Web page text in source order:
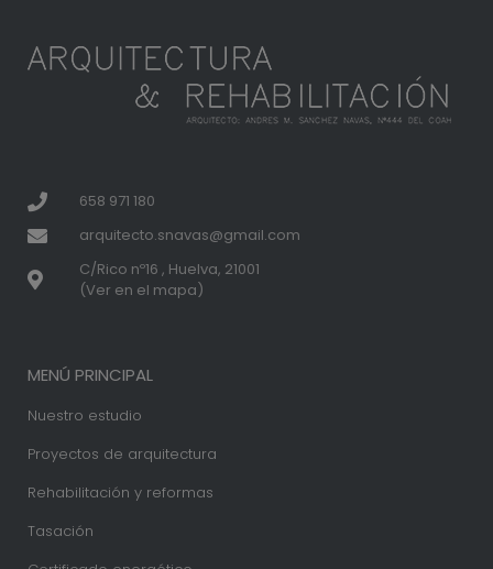
658 971 180
arquitecto.snavas@gmail.com
C/Rico nº16 , Huelva, 21001
(Ver en el mapa)
MENÚ PRINCIPAL
Nuestro estudio
Proyectos de arquitectura
Rehabilitación y reformas
Tasación